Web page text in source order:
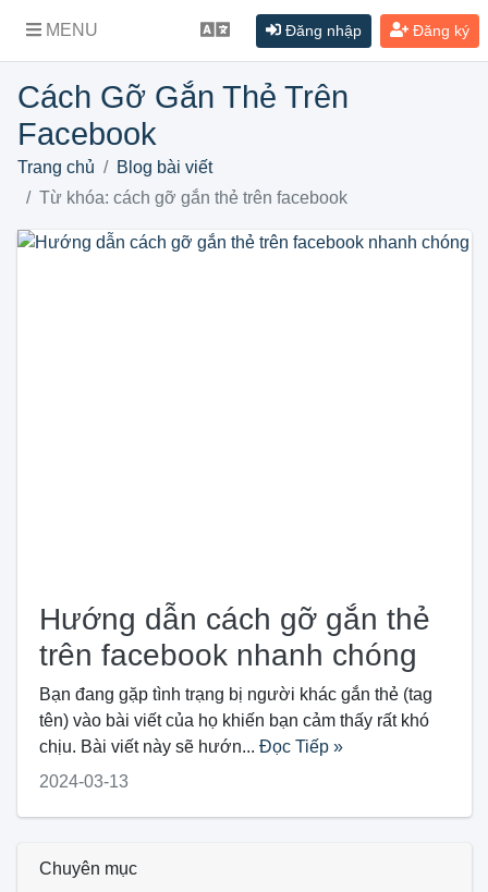
MENU Đăng nhập Đăng ký
Cách Gỡ Gắn Thẻ Trên
Facebook
Trang chủ
Blog bài viết
Từ khóa: cách gỡ gắn thẻ trên facebook
Hướng dẫn cách gỡ gắn thẻ
trên facebook nhanh chóng
Bạn đang gặp tình trạng bị người khác gắn thẻ (tag
tên) vào bài viết của họ khiến bạn cảm thấy rất khó
chịu. Bài viết này sẽ hướn... Đọc Tiếp »
2024-03-13
Chuyên mục